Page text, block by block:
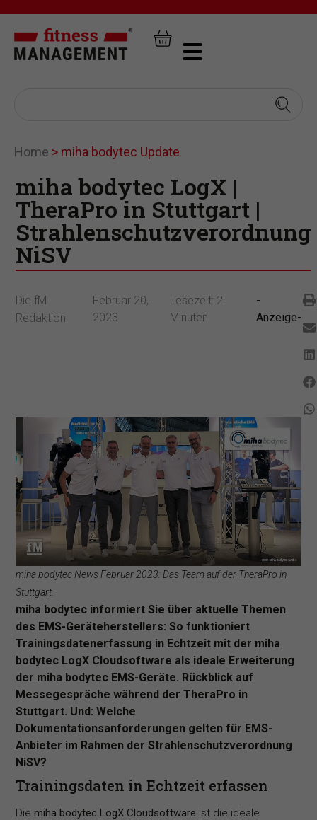
Home > miha bodytec Update
miha bodytec LogX |
TheraPro in Stuttgart |
Strahlenschutzverordnung
NiSV
Die fM
Redaktion
Februar 20,
2023
Lesezeit: 2
Minuten
-
Anzeige-
miha bodytec News Februar 2023: Das Team auf der TheraPro in
Stuttgart.
miha bodytec informiert Sie über aktuelle Themen
des EMS-Geräteherstellers: So funktioniert
Trainingsdatenerfassung in Echtzeit mit der miha
bodytec LogX Cloudsoftware als ideale Erweiterung
der miha bodytec EMS-Geräte. Rückblick auf
Messegespräche während der TheraPro in
Stuttgart. Und: Welche
Dokumentationsanforderungen gelten für EMS-
Anbieter im Rahmen der Strahlenschutzverordnung
NiSV?
Trainingsdaten in Echtzeit erfassen
Diemiha bodytec LogX Cloudsoftware ist die ideale